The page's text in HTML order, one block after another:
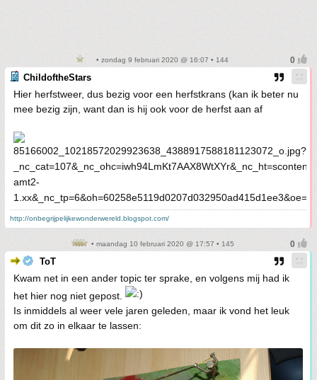
• zondag 9 februari 2020 @ 16:07 • 144
ChildoftheStars
Hier herfstweer, dus bezig voor een herfstkrans (kan ik beter nu
mee bezig zijn, want dan is hij ook voor de herfst aan af
http://onbegrijpelijkewonderwereld.blogspot.com/
• maandag 10 februari 2020 @ 17:57 • 145
ToT
Kwam net in een ander topic ter sprake, en volgens mij had ik
het hier nog niet gepost.
Is inmiddels al weer vele jaren geleden, maar ik vond het leuk
om dit zo in elkaar te lassen: